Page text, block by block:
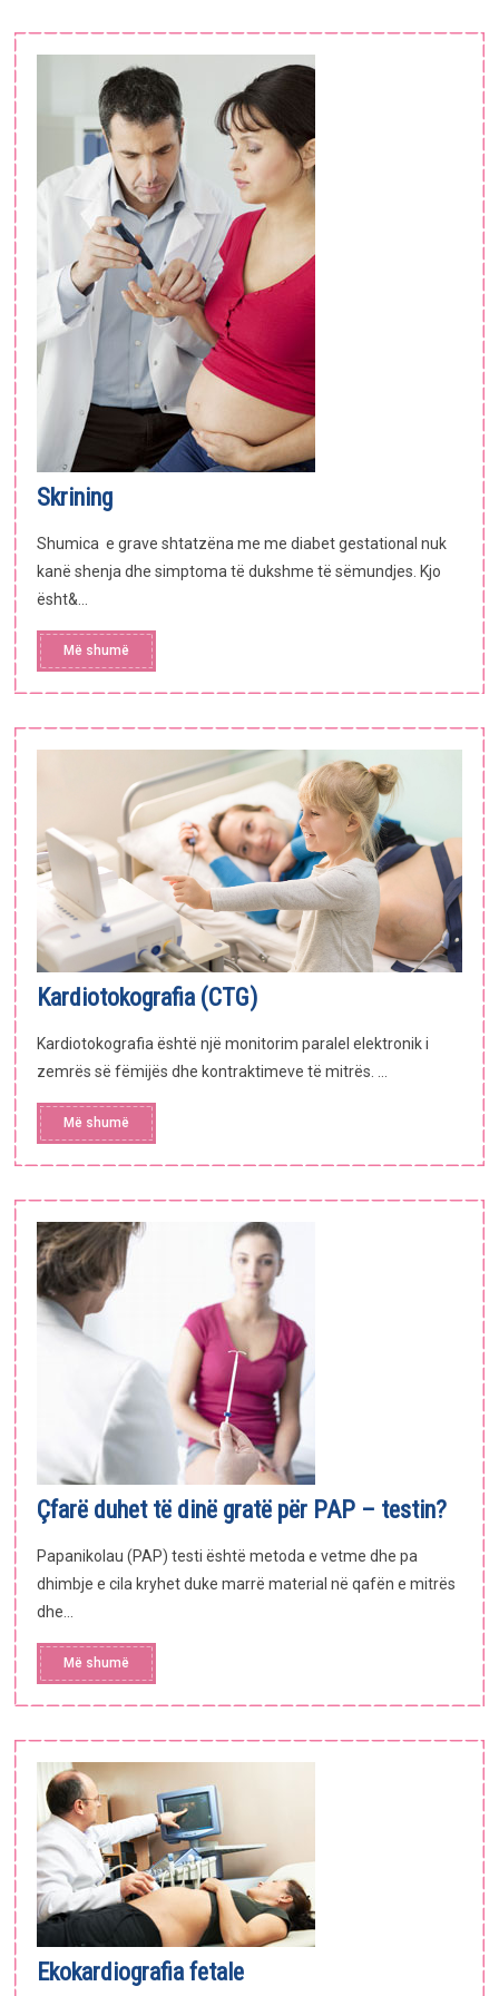
Skrining
Shumica e grave shtatzëna me me diabet gestational nuk
kanë shenja dhe simptoma të dukshme të sëmundjes. Kjo
ësht&...
Më shumë
Kardiotokografia (CTG)
Kardiotokografia është një monitorim paralel elektronik i
zemrës së fëmijës dhe kontraktimeve të mitrës. ...
Më shumë
Çfarë duhet të dinë gratë për PAP – testin?
Papanikolau (PAP) testi është metoda e vetme dhe pa
dhimbje e cila kryhet duke marrë material në qafën e mitrës
dhe...
Më shumë
Ekokardiografia fetale